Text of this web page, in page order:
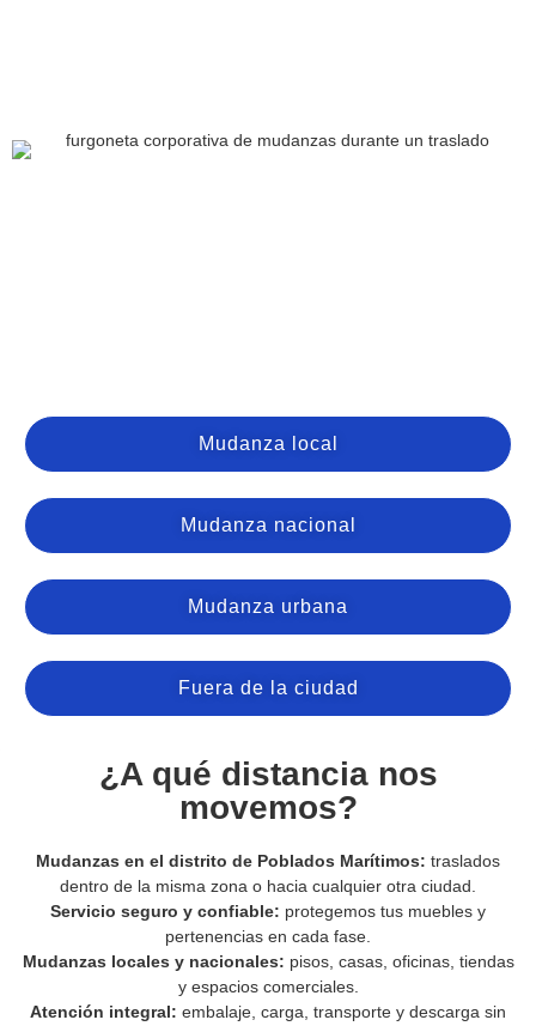
Mudanza local
Mudanza nacional
Mudanza urbana
Fuera de la ciudad
¿A qué distancia nos
movemos?
Mudanzas en el distrito de Poblados Marítimos: traslados
dentro de la misma zona o hacia cualquier otra ciudad.
Servicio seguro y confiable: protegemos tus muebles y
pertenencias en cada fase.
Mudanzas locales y nacionales: pisos, casas, oficinas, tiendas
y espacios comerciales.
Atención integral: embalaje, carga, transporte y descarga sin